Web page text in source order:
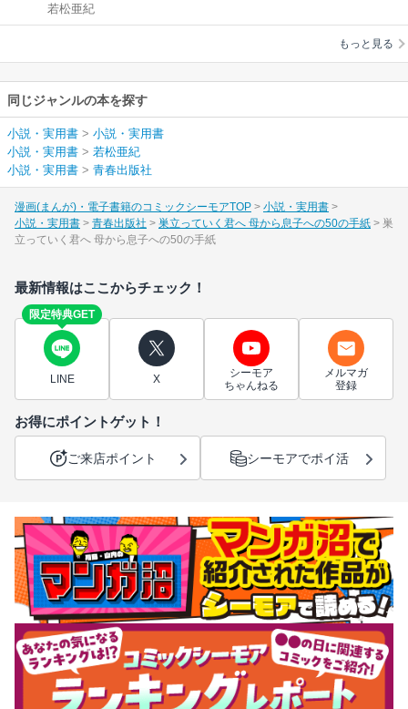
から息子への50の手
紙
若松亜紀
もっと見る
同じジャンルの本を探す
小説・実用書 > 小説・実用書
小説・実用書 > 若松亜紀
小説・実用書 > 青春出版社
漫画(まんが)・電子書籍のコミックシーモアTOP
小説・実用書
小説・実用書
青春出版社 巣立っていく君へ 母から息子への50の手紙
巣
立っていく君へ 母から息子への50の手紙
最新情報はここからチェック！
限定特典GET
LINE X
シーモア
ちゃんねる
メルマガ
登録
お得にポイントゲット！
ご来店ポイント シーモアでポイ活